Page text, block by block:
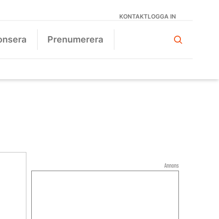
KONTAKTLOGGA IN
Prenumerera
Annons